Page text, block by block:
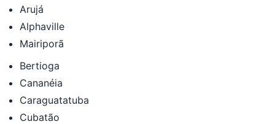
Arujá
Alphaville
Mairiporã
Bertioga
Cananéia
Caraguatatuba
Cubatão